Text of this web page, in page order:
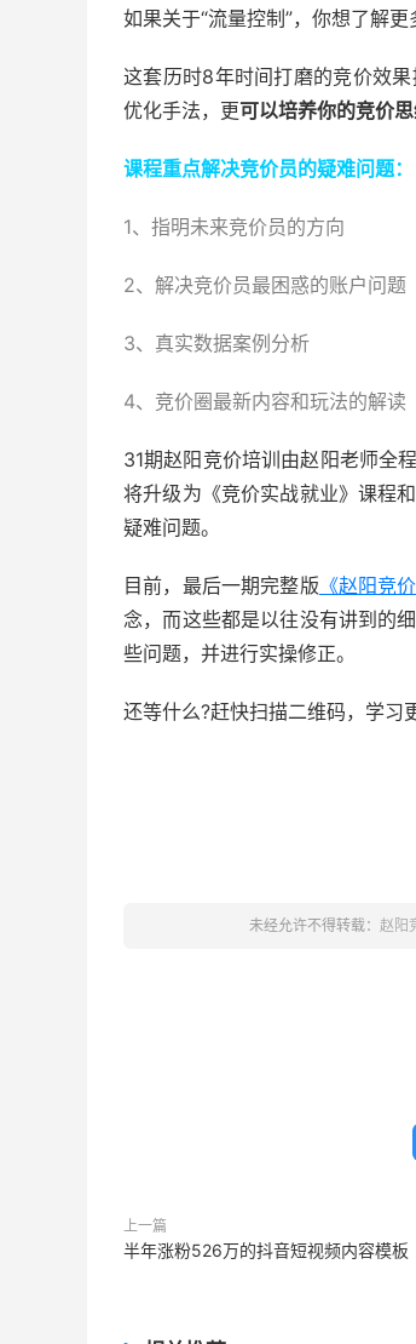
如果关于“流量控制”，你想了解
这套历时8年时间打磨的竞价效
优化手法，更可以培养你的竞价
课程重点解决竞价员的疑难问题：
1、指明未来竞价员的方向
2、解决竞价员最困惑的账户问题
3、真实数据案例分析
4、竞价圈最新内容和玩法的解读
31期赵阳竞价培训由赵阳老师全
将升级为《竞价实战就业》课程
疑难问题。
目前，最后一期完整版 《赵阳竞
念，而这些都是以往没有讲到的
些问题，并进行实操修正。
还等什么?赶快扫描二维码，学习
未经允许不得转载： 赵阳
上一篇
半年涨粉526万的抖音短视频内容模板